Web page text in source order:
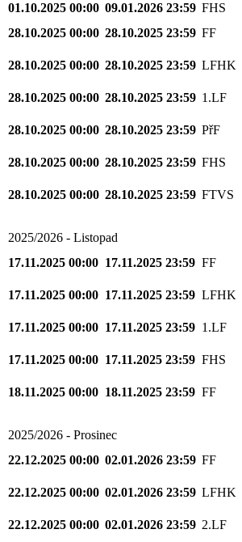
01.10.2025 00:00 09.01.2026 23:59 FHS
28.10.2025 00:00 28.10.2025 23:59 FF
28.10.2025 00:00 28.10.2025 23:59 LFHK
28.10.2025 00:00 28.10.2025 23:59 1.LF
28.10.2025 00:00 28.10.2025 23:59 PřF
28.10.2025 00:00 28.10.2025 23:59 FHS
28.10.2025 00:00 28.10.2025 23:59 FTVS
2025/2026 - Listopad
17.11.2025 00:00 17.11.2025 23:59 FF
17.11.2025 00:00 17.11.2025 23:59 LFHK
17.11.2025 00:00 17.11.2025 23:59 1.LF
17.11.2025 00:00 17.11.2025 23:59 FHS
18.11.2025 00:00 18.11.2025 23:59 FF
2025/2026 - Prosinec
22.12.2025 00:00 02.01.2026 23:59 FF
22.12.2025 00:00 02.01.2026 23:59 LFHK
22.12.2025 00:00 02.01.2026 23:59 2.LF